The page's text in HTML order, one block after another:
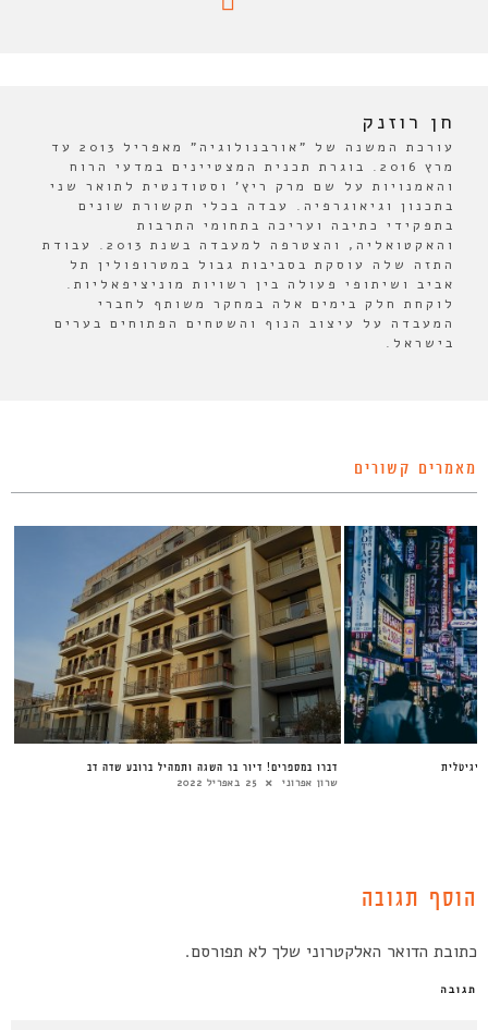
חן רוזנק
עורכת המשנה של "אורבנולוגיה" מאפריל 2013 עד
מרץ 2016. בוגרת תכנית המצטיינים במדעי הרוח
והאמנויות על שם מרק ריץ' וסטודנטית לתואר שני
בתכנון וגיאוגרפיה. עבדה בכלי תקשורת שונים
בתפקידי כתיבה ועריכה בתחומי התרבות
והאקטואליה, והצטרפה למעבדה בשנת 2013. עבודת
התזה שלה עוסקת בסביבות גבול במטרופולין תל
אביב ושיתופי פעולה בין רשויות מוניציפאליות.
לוקחת חלק בימים אלה במחקר משותף לחברי
המעבדה על עיצוב הנוף והשטחים הפתוחים בערים
בישראל.
מאמרים קשורים
דברו במספרים! דיור בר השגה ותמהיל ברובע שדה דב
שרון אפרוני 25 באפריל 2022
הוסף תגובה
כתובת הדואר האלקטרוני שלך לא תפורסם.
תגובה